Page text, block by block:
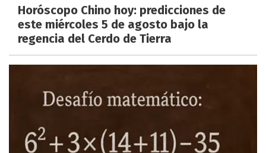
Horóscopo Chino hoy: predicciones de
este miércoles 5 de agosto bajo la
regencia del Cerdo de Tierra